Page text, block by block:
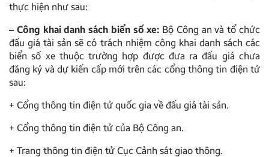
thực hiện như sau:
– Công khai danh sách biển số xe: Bộ Công an và tổ chức
đấu giá tài sản sẽ có trách nhiệm công khai danh sách các
biển số xe thuộc trường hợp được đưa ra đấu giá chưa
đăng ký và dự kiến cấp mới trên các cổng thông tin điện tử
sau:
+ Cổng thông tin điện tử quốc gia về đấu giá tài sản.
+ Cổng thông tin điện tử của Bộ Công an.
+ Trang thông tin điện tử Cục Cảnh sát giao thông.